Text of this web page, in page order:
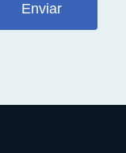
Enviar